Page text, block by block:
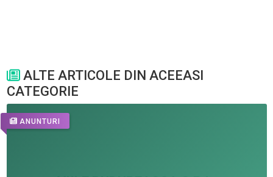
ALTE ARTICOLE DIN ACEEASI
CATEGORIE
ANUNTURI